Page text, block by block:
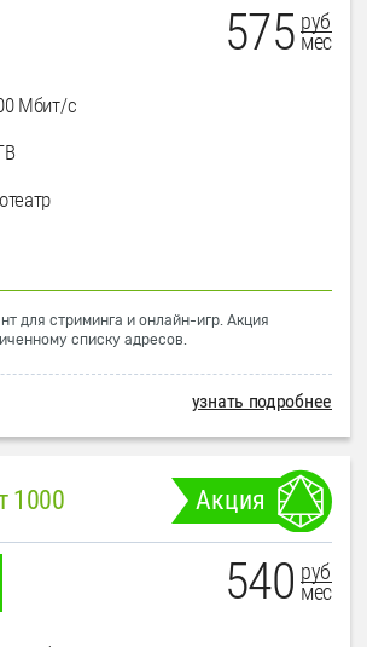
575 руб
мес
Мбит/с
для стриминга и онлайн-игр. Акция
списку адресов.
узнать подробнее
1000 Акция
540 руб
мес